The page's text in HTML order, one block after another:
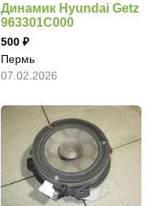
Динамик Hyundai Getz
963301C000
500
Пермь
07.02.2026